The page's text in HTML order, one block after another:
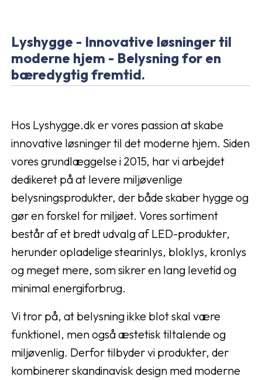
Lyshygge - Innovative løsninger til
moderne hjem - Belysning for en
bæredygtig fremtid.
Hos Lyshygge.dk er vores passion at skabe
innovative løsninger til det moderne hjem. Siden
vores grundlæggelse i 2015, har vi arbejdet
dedikeret på at levere miljøvenlige
belysningsprodukter, der både skaber hygge og
gør en forskel for miljøet. Vores sortiment
består af et bredt udvalg af LED-produkter,
herunder opladelige stearinlys, bloklys, kronlys
og meget mere, som sikrer en lang levetid og
minimal energiforbrug.
Vi tror på, at belysning ikke blot skal være
funktionel, men også æstetisk tiltalende og
miljøvenlig. Derfor tilbyder vi produkter, der
kombinerer skandinavisk design med moderne